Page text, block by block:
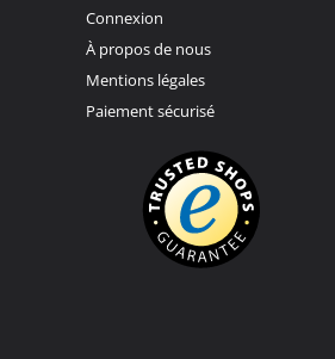
Connexion
À propos de nous
Mentions légales
Paiement sécurisé